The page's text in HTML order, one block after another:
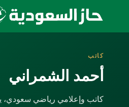
كاتب
أحمد الشمراني
كاتب وإعلامي رياضي سعودي،